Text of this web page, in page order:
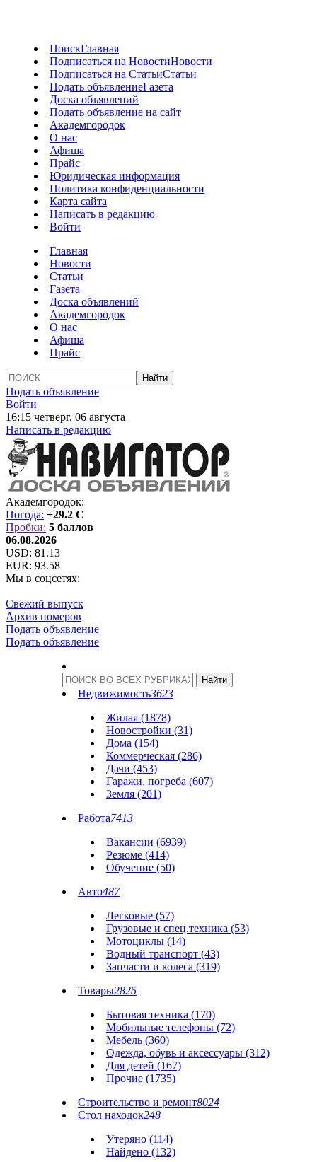
ПоискГлавная
Подписаться на НовостиНовости
Подписаться на СтатьиСтатьи
Подать объявлениеГазета
Доска объявлений
Подать объявление на сайт
Академгородок
О нас
Афиша
Прайс
Юридическая информация
Политика конфиденциальности
Карта сайта
Написать в редакцию
Войти
Главная
Новости
Статьи
Газета
Доска объявлений
Академгородок
О нас
Афиша
Прайс
Подать объявление
Войти
16:15 четверг, 06 августа
Написать в редакцию
Академгородок:
Погода: +29.2 C
Пробки: 5 баллов
06.08.2026
USD: 81.13
EUR: 93.58
Мы в соцсетях:
Свежий выпуск
Архив номеров
Подать объявление
Подать объявление
Недвижимость3623
Жилая (1878)
Новостройки (31)
Дома (154)
Коммерческая (286)
Дачи (453)
Гаражи, погреба (607)
Земля (201)
Работа7413
Вакансии (6939)
Резюме (414)
Обучение (50)
Авто487
Легковые (57)
Грузовые и спец.техника (53)
Мотоциклы (14)
Водный транспорт (43)
Запчасти и колеса (319)
Товары2825
Бытовая техника (170)
Мобильные телефоны (72)
Мебель (360)
Одежда, обувь и аксессуары (312)
Для детей (167)
Прочие (1735)
Строительство и ремонт8024
Стол находок248
Утеряно (114)
Найдено (132)